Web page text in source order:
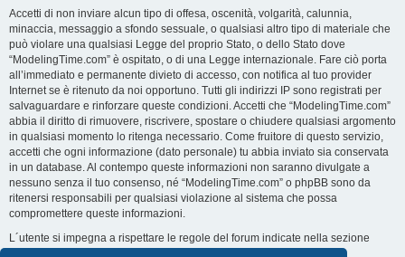
Accetti di non inviare alcun tipo di offesa, oscenità, volgarità, calunnia,
minaccia, messaggio a sfondo sessuale, o qualsiasi altro tipo di materiale che
può violare una qualsiasi Legge del proprio Stato, o dello Stato dove
“ModelingTime.com” è ospitato, o di una Legge internazionale. Fare ciò porta
all’immediato e permanente divieto di accesso, con notifica al tuo provider
Internet se è ritenuto da noi opportuno. Tutti gli indirizzi IP sono registrati per
salvaguardare e rinforzare queste condizioni. Accetti che “ModelingTime.com”
abbia il diritto di rimuovere, riscrivere, spostare o chiudere qualsiasi argomento
in qualsiasi momento lo ritenga necessario. Come fruitore di questo servizio,
accetti che ogni informazione (dato personale) tu abbia inviato sia conservata
in un database. Al contempo queste informazioni non saranno divulgate a
nessuno senza il tuo consenso, né “ModelingTime.com” o phpBB sono da
ritenersi responsabili per qualsiasi violazione al sistema che possa
compromettere queste informazioni.
L´utente si impegna a rispettare le regole del forum indicate nella sezione